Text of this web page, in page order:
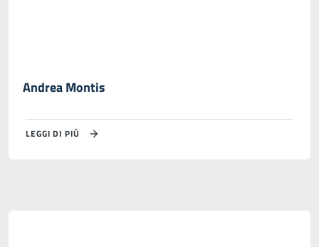
Andrea Montis
LEGGI DI PIÙ